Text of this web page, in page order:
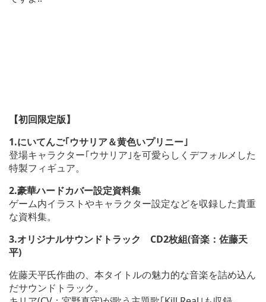
【初回限定版】
1.にいてんご｢ウサリア＆黄色いプリニー｣
登場キャラクター｢ウサリア｣を可愛らしくデフォルメした
特製フィギュア。
2.豪華ハードカバー設定資料集
ゲーム内イラストやキャラクター設定などを収録した貴重
な資料集。
3.オリジナルサウンドトラック CD2枚組(音楽：佐藤天
平)
佐藤天平氏作曲の、本タイトルの魅力的な音楽を詰め込ん
だサウンドトラック。